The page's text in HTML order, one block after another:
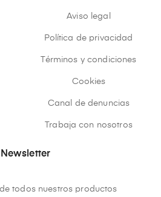
Aviso legal
Política de privacidad
Términos y condiciones
Cookies
Canal de denuncias
Trabaja con nosotros
Newsletter
todos nuestros productos